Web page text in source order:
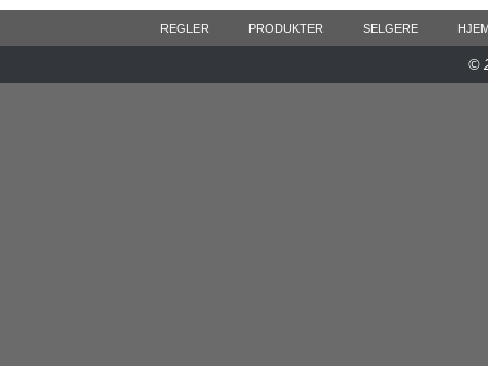
REGLER PRODUKTER SELGERE
©